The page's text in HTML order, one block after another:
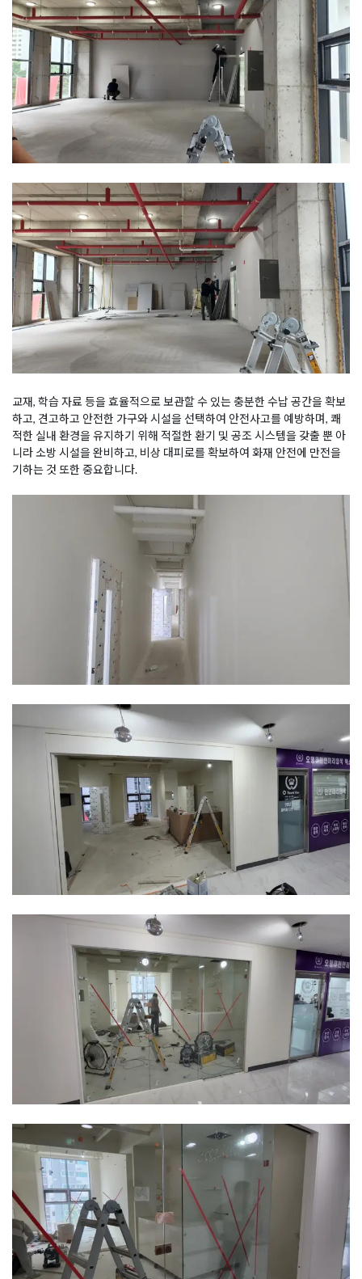
교재, 학습 자료 등을 효율적으로 보관할 수 있는 충분한 수납 공간을 확보
하고, 견고하고 안전한 가구와 시설을 선택하여 안전사고를 예방하며, 쾌
적한 실내 환경을 유지하기 위해 적절한 환기 및 공조 시스템을 갖출 뿐 아
니라 소방 시설을 완비하고, 비상 대피로를 확보하여 화재 안전에 만전을
기하는 것 또한 중요합니다.